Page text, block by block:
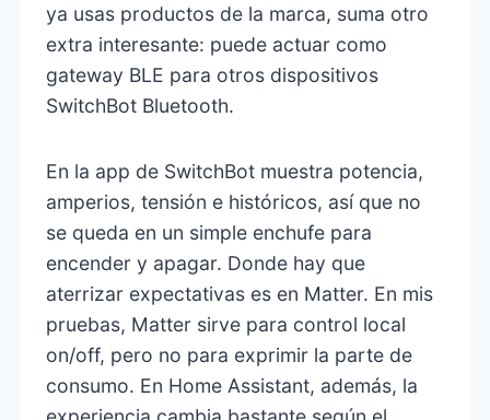
ya usas productos de la marca, suma otro
extra interesante: puede actuar como
gateway BLE para otros dispositivos
SwitchBot Bluetooth.
En la app de SwitchBot muestra potencia,
amperios, tensión e históricos, así que no
se queda en un simple enchufe para
encender y apagar. Donde hay que
aterrizar expectativas es en Matter. En mis
pruebas, Matter sirve para control local
on/off, pero no para exprimir la parte de
consumo. En Home Assistant, además, la